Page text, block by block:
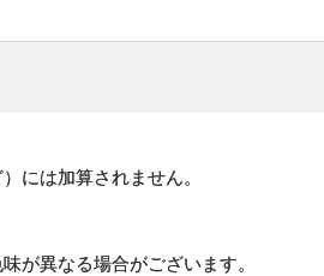
には加算されません。
が異なる場合がございます。